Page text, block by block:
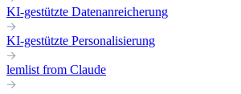
KI-gestützte Datenanreicherung
KI-gestützte Personalisierung
lemlist from Claude